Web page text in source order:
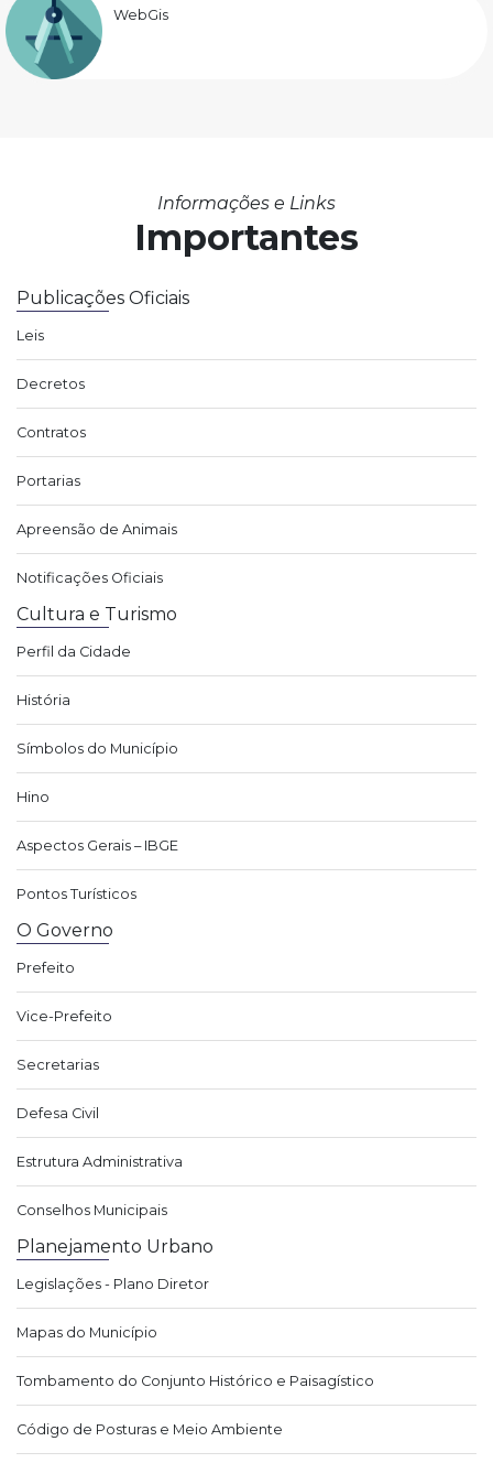
WebGis
Informações e Links
Importantes
Publicações Oficiais
Leis
Decretos
Contratos
Portarias
Apreensão de Animais
Notificações Oficiais
Cultura e Turismo
Perfil da Cidade
História
Símbolos do Município
Hino
Aspectos Gerais – IBGE
Pontos Turísticos
O Governo
Prefeito
Vice-Prefeito
Secretarias
Defesa Civil
Estrutura Administrativa
Conselhos Municipais
Planejamento Urbano
Legislações - Plano Diretor
Mapas do Município
Tombamento do Conjunto Histórico e Paisagístico
Código de Posturas e Meio Ambiente